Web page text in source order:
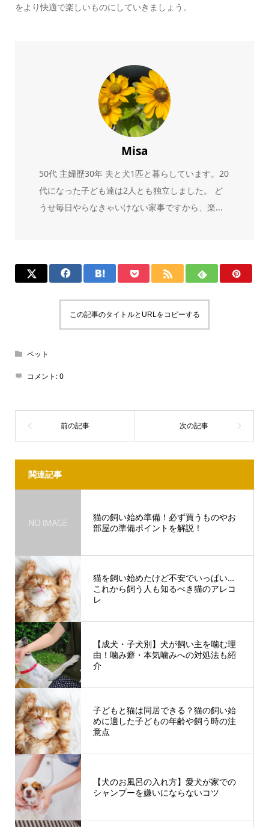
をより快適で楽しいものにしていきましょう。
Misa
50代 主婦歴30年 夫と犬1匹と暮らしています。20
代になった子ども達は2人とも独立しました。 ど
うせ毎日やらなきゃいけない家事ですから、楽...
この記事のタイトルとURLをコピーする
ペット
コメント:0
関連記事
猫の飼い始め準備！必ず買うものやお
部屋の準備ポイントを解説！
猫を飼い始めたけど不安でいっぱい…
これから飼う人も知るべき猫のアレコ
レ
【成犬・子犬別】犬が飼い主を噛む理
由！噛み癖・本気噛みへの対処法も紹
介
子どもと猫は同居できる？猫の飼い始
めに適した子どもの年齢や飼う時の注
意点
【犬のお風呂の入れ方】愛犬が家での
シャンプーを嫌いにならないコツ